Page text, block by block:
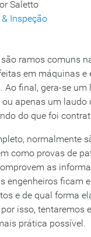
Saletto
Inspeção
ramos comuns
em máquinas e
Ao final, gera-se
apenas um laudo
do que foi
normalmente
como provas de
as
engenheiros ficam
e de qual forma
isso, tentaremos
prática possível.